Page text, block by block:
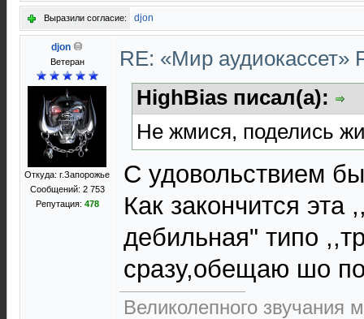
Выразили согласие: djon
djon
Ветеран
Откуда: г.Запорожье
Сообщений: 2 753
Репутация: 478
RE: «Мир аудиокассет»
HighBias писал(а):
Не жмися, поделись
С удовольствием
Как закончится эта
дебильная" типо
сразу,обещаю шо
Великолепного звучания